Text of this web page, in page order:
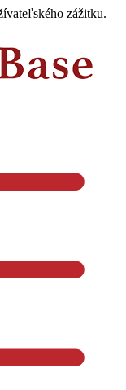
zážitku.